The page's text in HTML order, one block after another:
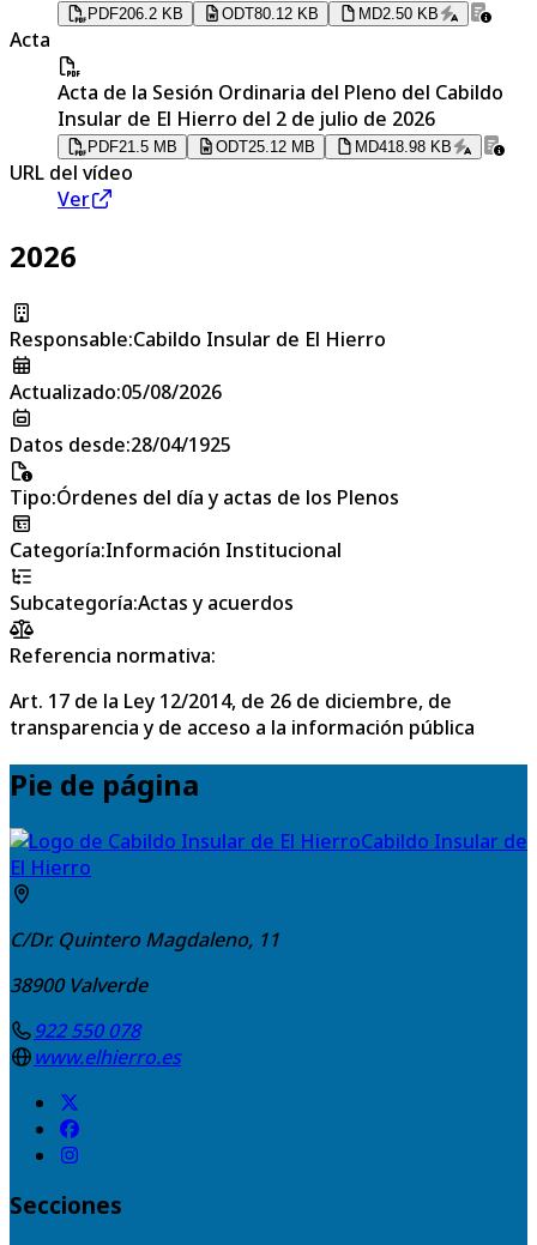
PDF206.2 KB ODT80.12 KB MD2.50 KB
Acta
Acta de la Sesión Ordinaria del Pleno del Cabildo
Insular de El Hierro del 2 de julio de 2026
PDF21.5 MB ODT25.12 MB MD418.98 KB
URL del vídeo
Ver
2026
Responsable:Cabildo Insular de El Hierro
Actualizado:05/08/2026
Datos desde:28/04/1925
Tipo:Órdenes del día y actas de los Plenos
Categoría:Información Institucional
Subcategoría:Actas y acuerdos
Referencia normativa:
Art. 17 de la Ley 12/2014, de 26 de diciembre, de
transparencia y de acceso a la información pública
Pie de página
Cabildo Insular de
El Hierro
C/Dr. Quintero Magdaleno, 11
38900 Valverde
922 550 078
www.elhierro.es
Secciones